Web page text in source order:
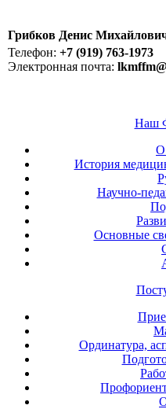
Грибков Денис
Телефон: +7 (919) 763-1973
Электронная почта:
Наш
О
История
Научно-
Основные
Ординатура,